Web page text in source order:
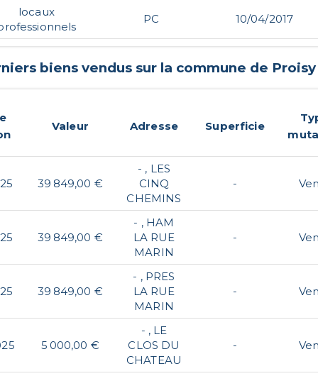
locaux
PC 10/04/2017
biens vendus sur la commune de Proisy
Valeur Adresse Superficie
39 849,00 €
- , LES
CINQ
CHEMINS
-
39 849,00 €
- , HAM
LA RUE
MARIN
-
39 849,00 €
- , PRES
LA RUE
MARIN
-
5 000,00 €
- , LE
CLOS DU
CHATEAU
-